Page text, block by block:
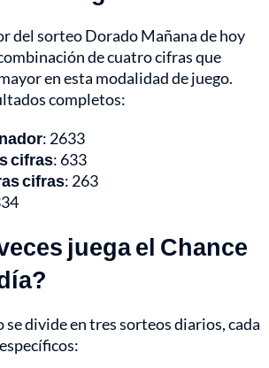
del sorteo Dorado Mañana de hoy
de cuatro cifras que
en esta modalidad de juego.
completos:
: 2633
cifras: 633
cifras: 263
juega el Chance
se divide en tres sorteos diarios, cada